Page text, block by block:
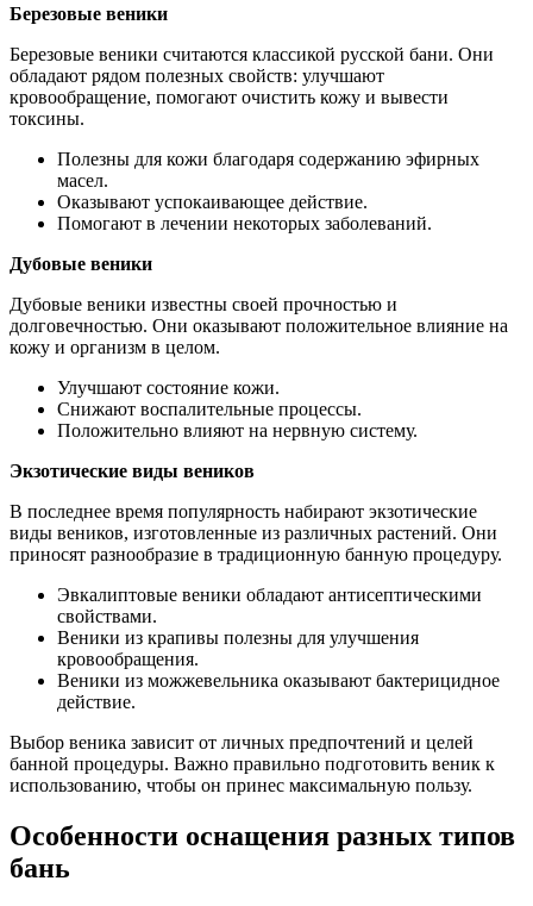
Березовые веники
Березовые веники считаются классикой русской бани. Они
обладают рядом полезных свойств: улучшают
кровообращение, помогают очистить кожу и вывести
токсины.
Полезны для кожи благодаря содержанию эфирных
масел.
Оказывают успокаивающее действие.
Помогают в лечении некоторых заболеваний.
Дубовые веники
Дубовые веники известны своей прочностью и
долговечностью. Они оказывают положительное влияние на
кожу и организм в целом.
Улучшают состояние кожи.
Снижают воспалительные процессы.
Положительно влияют на нервную систему.
Экзотические виды веников
В последнее время популярность набирают экзотические
виды веников, изготовленные из различных растений. Они
приносят разнообразие в традиционную банную процедуру.
Эвкалиптовые веники обладают антисептическими
свойствами.
Веники из крапивы полезны для улучшения
кровообращения.
Веники из можжевельника оказывают бактерицидное
действие.
Выбор веника зависит от личных предпочтений и целей
банной процедуры. Важно правильно подготовить веник к
использованию, чтобы он принес максимальную пользу.
Особенности оснащения разных типов
бань